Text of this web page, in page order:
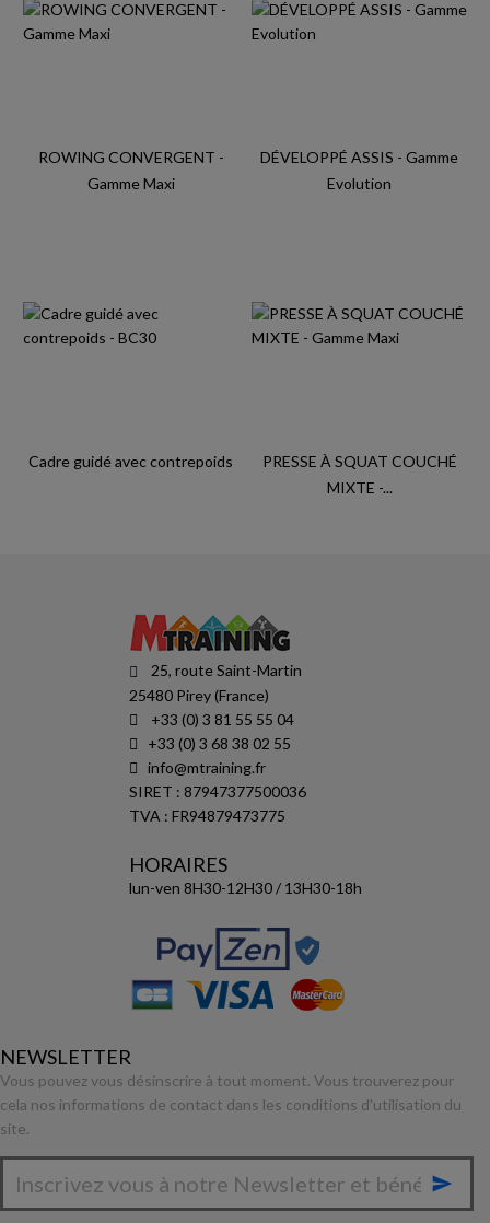
ROWING CONVERGENT -
Gamme Maxi
DÉVELOPPÉ ASSIS - Gamme
Evolution
Cadre guidé avec contrepoids
PRESSE À SQUAT COUCHÉ
MIXTE -...
25, route Saint-Martin
25480 Pirey (France)
+33 (0) 3 81 55 55 04
+33 (0) 3 68 38 02 55
info@mtraining.fr
SIRET : 87947377500036
TVA : FR94879473775
HORAIRES
lun-ven 8H30-12H30 / 13H30-18h
NEWSLETTER
Vous pouvez vous désinscrire à tout moment. Vous trouverez pour
cela nos informations de contact dans les conditions d'utilisation du
site.
